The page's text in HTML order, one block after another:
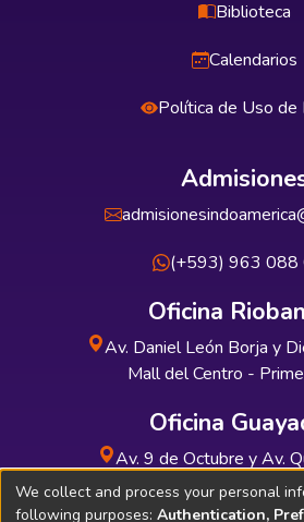
Biblioteca
Calendarios
Política de Uso de
(+593) 963 088
Oficina
Av. Daniel León Borja y
Mall del Centro -
Oficina
Av. 9 de Octubre y Av.
INDUAUTO -
We collect and process your personal
following purposes: Authentication,